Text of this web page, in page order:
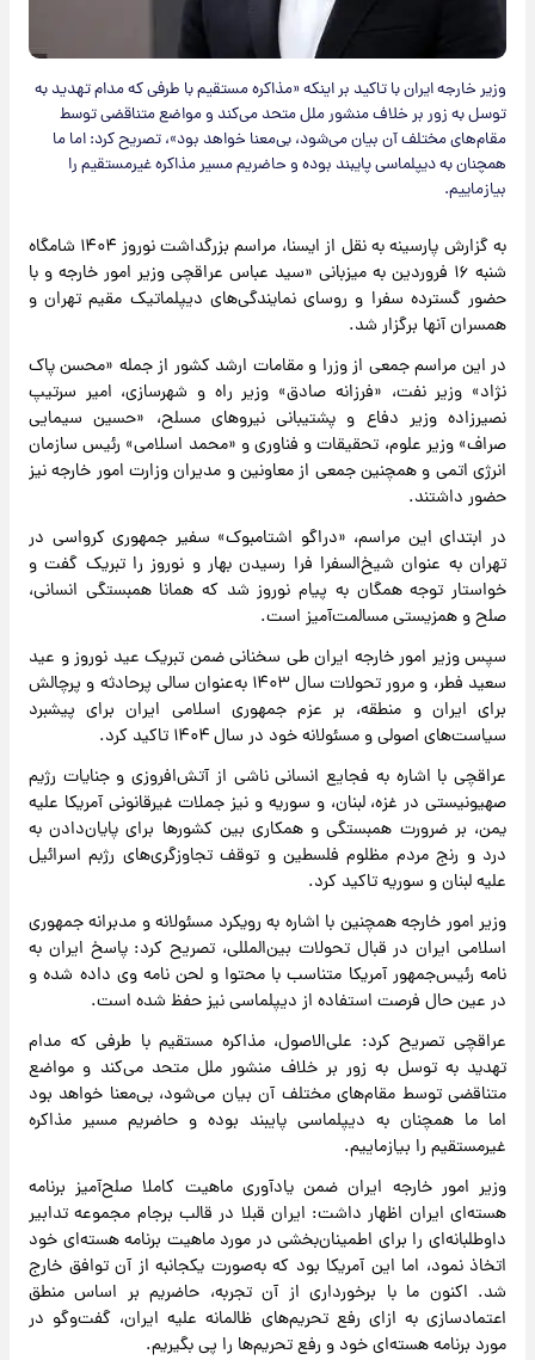
وزیر خارجه ایران با تاکید بر اینکه «مذاکره مستقیم با طرفی که مدام تهدید به
توسل به زور بر خلاف منشور ملل متحد می‌کند و مواضع متناقضی توسط
مقام‌های مختلف آن بیان می‌شود، بی‌معنا خواهد بود»، تصریح کرد: اما ما
همچنان به دیپلماسی پایبند بوده و حاضریم مسیر مذاکره غیرمستقیم را
بیازماییم.
به گزارش پارسینه به نقل از ایسنا، مراسم بزرگداشت نوروز ۱۴۰۴ شامگاه
شنبه ۱۶ فروردین به میزبانی «سید عباس عراقچی وزیر امور خارجه و با
حضور گسترده سفرا و روسای نمایندگی‌های دیپلماتیک مقیم تهران و
همسران آنها برگزار شد.
در این مراسم جمعی از وزرا و مقامات ارشد کشور از جمله «محسن پاک
نژاد» وزیر نفت، «فرزانه صادق» وزیر راه و شهرسازی، امیر سرتیپ
نصیرزاده وزیر دفاع و پشتیبانی نیروهای مسلح، «حسین سیمایی
صراف» وزیر علوم، تحقیقات و فناوری و «محمد اسلامی» رئیس سازمان
انرژی اتمی و همچنین جمعی از معاونین و مدیران وزارت امور خارجه نیز
حضور داشتند.
در ابتدای این مراسم، «دراگو اشتامبوک» سفیر جمهوری کرواسی در
تهران به عنوان شیخ‌السفرا فرا رسیدن بهار و نوروز را تبریک گفت و
خواستار توجه همگان به پیام نوروز شد که همانا همبستگی انسانی،
صلح و همزیستی مسالمت‌آمیز است.
سپس وزیر امور خارجه ایران طی سخنانی ضمن تبریک عید نوروز و عید
سعید فطر، و مرور تحولات سال ۱۴۰۳ به‌عنوان سالی پرحادثه و پرچالش
برای ایران و منطقه، بر عزم جمهوری اسلامی ایران برای پیشبرد
سیاست‌های اصولی و مسئولانه خود در سال ۱۴۰۴ تاکید کرد.
عراقچی با اشاره به فجایع انسانی ناشی از آتش‌افروزی و جنایات رژیم
صهیونیستی در غزه، لبنان، و سوریه و نیز جملات غیرقانونی آمریکا علیه
یمن، بر ضرورت همبستگی و همکاری بین کشورها برای پایان‌دادن به
درد و رنج مردم مظلوم فلسطین و توقف تجاوزگری‌های رژبم اسرائیل
علیه لبنان و سوریه تاکید کرد.
وزیر امور خارجه همچنین با اشاره به رویکرد مسئولانه و مدبرانه جمهوری
اسلامی ایران در قبال تحولات بین‌المللی، تصریح کرد: پاسخ ایران به
نامه رئیس‌جمهور آمریکا متناسب با محتوا و لحن نامه وی داده شده و
در عین حال فرصت استفاده از دیپلماسی نیز حفظ شده است.
عراقچی تصریح کرد: علی‌الاصول، مذاکره مستقیم با طرفی که مدام
تهدید به توسل به زور بر خلاف منشور ملل متحد می‌کند و مواضع
متناقضی توسط مقام‌های مختلف آن بیان می‌شود، بی‌معنا خواهد بود
اما ما همچنان به دیپلماسی پایبند بوده و حاضریم مسیر مذاکره
غیرمستقیم را بیازماییم.
وزیر امور خارجه ایران ضمن یادآوری ماهیت کاملا صلح‌آمیز برنامه
هسته‌ای ایران اظهار داشت: ایران قبلا در قالب برجام مجموعه تدابیر
داوطلبانه‌ای را برای اطمینان‌بخشی در مورد ماهیت برنامه هسته‌ای خود
اتخاذ نمود، اما این آمریکا بود که به‌صورت یکجانبه از آن توافق خارج
شد. اکنون ما با برخورداری از آن تجربه، حاضریم بر اساس منطق
اعتمادسازی به ازای رفع تحریم‌های ظالمانه علیه ایران، گفت‌وگو در
مورد برنامه هسته‌ای خود و رفع تحریم‌ها را پی بگیریم.